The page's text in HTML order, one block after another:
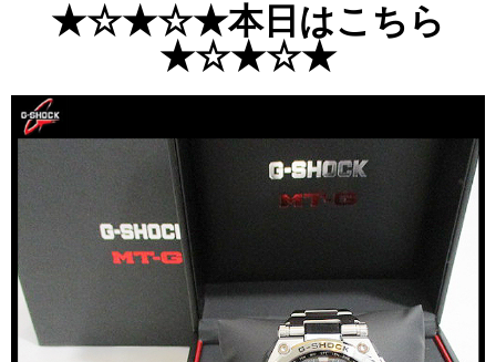
★☆★☆★本日はこちら
★☆★☆★